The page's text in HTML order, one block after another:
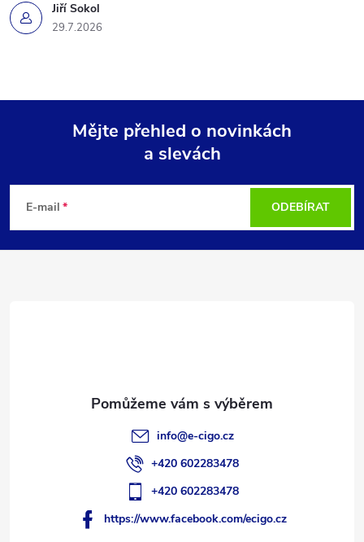
Jiří Sokol
29.7.2026
p
Mějte přehled o novinkách
a slevách
E-mail ODEBÍRAT
info@e-cigo.cz
+420 602283478
+420 602283478
https://www.facebook.com/ecigo.cz